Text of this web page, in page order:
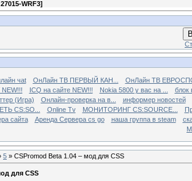
WRF3]
чаt ОнЛайн ТВ ПЕРВЫЙ КАН...
ОнЛайн ТВ
ICQ на сайте NEW!!! Nokia 5800 у вас на ...
блок
(Игра)
Онлайн-проверка на в...
информер новостей
CS:SO...
Online Tv МОНИТОРИНГ CS:SOURCE...
сайта
Аренда Сервера cs go наша группа в steam
5 » CSPromod Beta 1.04 – мод для CSS
для CSS